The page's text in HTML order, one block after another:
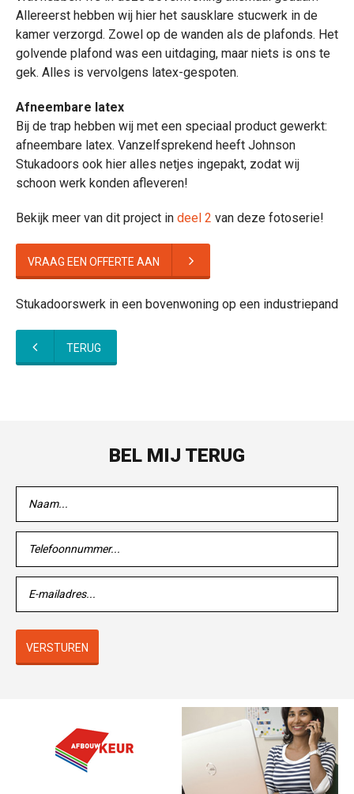
Allereerst hebben wij hier het sausklare stucwerk in de
kamer verzorgd. Zowel op de wanden als de plafonds. Het
golvende plafond was een uitdaging, maar niets is ons te
gek. Alles is vervolgens latex-gespoten.
Afneembare latex
Bij de trap hebben wij met een speciaal product gewerkt:
afneembare latex. Vanzelfsprekend heeft Johnson
Stukadoors ook hier alles netjes ingepakt, zodat wij
schoon werk konden afleveren!
Bekijk meer van dit project in deel 2 van deze fotoserie!
VRAAG EEN OFFERTE AAN
Stukadoorswerk in een bovenwoning op een industriepand
TERUG
BEL MIJ TERUG
VERSTUREN